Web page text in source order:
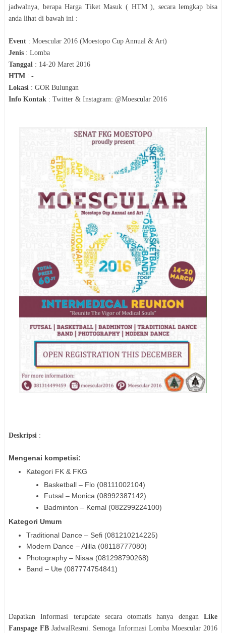
jadwalnya, berapa Harga Tiket Masuk ( HTM ), secara lemgkap bisa
anda lihat di bawah ini :
Event : Moescular 2016 (Moestopo Cup Annual & Art)
Jenis : Lomba
Tanggal : 14-20 Maret 2016
HTM : -
Lokasi : GOR Bulungan
Info Kontak : Twitter & Instagram: @Moescular 2016
Deskripsi :
Mengenai kompetisi:
Kategori FK & FKG
Basketball – Flo (08111002104)
Futsal – Monica (08992387142)
Badminton – Kemal (082299224100)
Kategori Umum
Traditional Dance – Sefi (081210214225)
Modern Dance – Alilla (08118777080)
Photography – Nisaa (081298790268)
Band – Ute (087774754841)
Dapatkan Informasi terupdate secara otomatis hanya dengan Like
Fanspage FB JadwalResmi. Semoga Informasi Lomba Moescular 2016